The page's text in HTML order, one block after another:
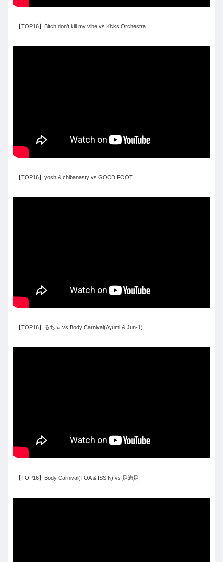
【TOP16】Bitch don’t kill my vibe vs Kicks Orchestra
【TOP16】yosh & chibanasty vs GOOD FOOT
【TOP16】るちゃ vs Body Carnival(Ayumi & Jun-1)
【TOP16】Body Carnival(TOA & ISSIN) vs 足満足